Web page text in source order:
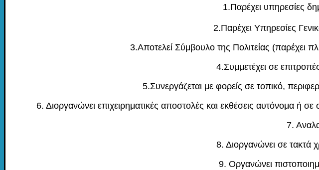
1.Παρέχει υπηρεσίες
2.Παρέχει Υπηρεσίες
3.Αποτελεί Σύμβουλο της Πολιτείας (παρέχει
4.Συμμετέχει σε
5.Συνεργάζεται με φορείς σε τοπικό,
6. Διοργανώνει επιχειρηματικές αποστολές και εκθέσεις αυτόνομα ή
7.
8. Διοργανώνει σε τακτά
9. Οργανώνει